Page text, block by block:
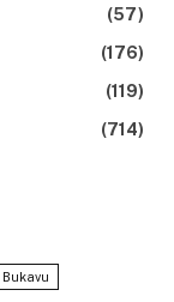
(57)
(176)
(119)
(714)
Bukavu